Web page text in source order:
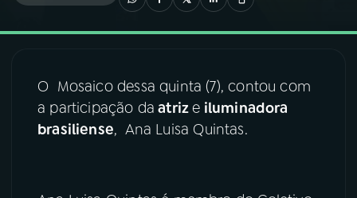
PROGRAMAÇÃO
05PODCASTS
O Mosaico dessa quinta (7), contou com
a participação da atrize iluminadora
brasiliense, Ana Luisa Quintas.